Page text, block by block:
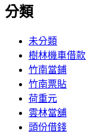
分類
未分類
樹林機車借款
竹南當鋪
竹南票貼
荷重元
雲林當舖
頭份借錢